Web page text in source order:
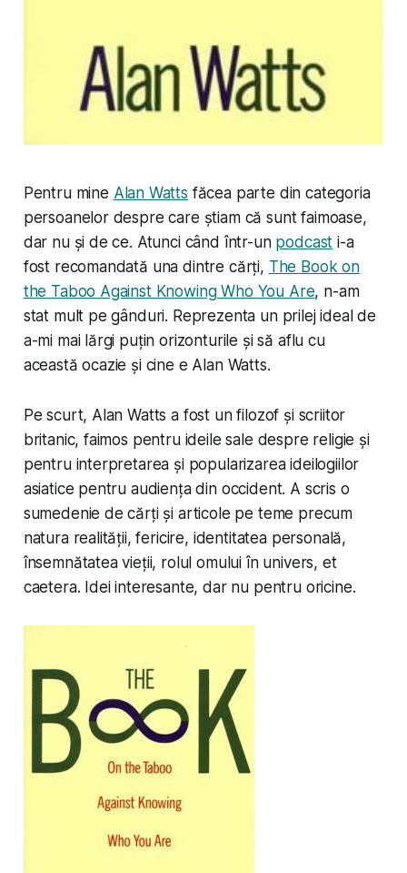
Pentru mine Alan Watts făcea parte din categoria
persoanelor despre care știam că sunt faimoase,
dar nu și de ce. Atunci când într-un podcast i-a
fost recomandată una dintre cărți, The Book on
the Taboo Against Knowing Who You Are, n-am
stat mult pe gânduri. Reprezenta un prilej ideal de
a-mi mai lărgi puțin orizonturile și să aflu cu
această ocazie și cine e Alan Watts.
Pe scurt, Alan Watts a fost un filozof și scriitor
britanic, faimos pentru ideile sale despre religie și
pentru interpretarea și popularizarea ideilogiilor
asiatice pentru audiența din occident. A scris o
sumedenie de cărți și articole pe teme precum
natura realității, fericire, identitatea personală,
însemnătatea vieții, rolul omului în univers, et
caetera. Idei interesante, dar nu pentru oricine.